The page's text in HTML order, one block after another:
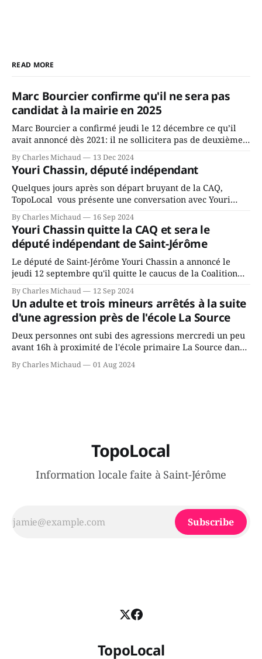
READ MORE
Marc Bourcier confirme qu'il ne sera pas
candidat à la mairie en 2025
Marc Bourcier a confirmé jeudi le 12 décembre ce qu’il
avait annoncé dès 2021: il ne sollicitera pas de deuxième
fait l’annonce en s’adressant aux employés de la ville,
rassemblés en soirée pour leur traditionnel souper
By Charles Michaud 13 Dec 2024
Youri Chassin, député indépendant
Quelques jours après son départ bruyant de la CAQ,
TopoLocal vous présente une conversation avec Youri
depuis longtemps? Sera-t-il candidat indépendant dans 2
ans? Joindrait-il un autre parti, par exemple les
conservateurs d’Éric Duhaime? Que lui
By Charles Michaud 16 Sep 2024
Youri Chassin quitte la CAQ et sera le
député indépendant de Saint-Jérôme
Le député de Saint-Jérôme Youri Chassin a annoncé le
jeudi 12 septembre qu'il quitte le caucus de la Coalition
gouvernement de la CAQ, surtout de son incapacité, qu'il
juge chronique, à offrir des
By Charles Michaud 12 Sep 2024
Un adulte et trois mineurs arrêtés à la suite
d'une agression près de l'école La Source
Deux personnes ont subi des agressions mercredi un peu
avant 16h à proximité de l'école primaire La Source dans
victimes aurait été écrasée sous un véhicule et aspergée
By Charles Michaud 01 Aug 2024
TopoLocal
Information locale faite à Saint-Jérôme
Subscribe
TopoLocal